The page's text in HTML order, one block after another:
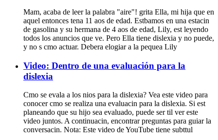
Mam, acaba de leer la palabra "aire"! grita Ella, mi hija que en
aquel entonces tena 11 aos de edad. Estbamos en una estacin
de gasolina y su hermana de 4 aos de edad, Lily, est leyendo
todos los anuncios que ve. Pero Ella tiene dislexia y no puede,
y no s cmo actuar. Debera elogiar a la pequea Lily
Video: Dentro de una evaluación para la
dislexia
Cmo se evala a los nios para la dislexia? Vea este video para
conocer cmo se realiza una evaluacin para la dislexia. Si est
planeando que su hijo sea evaluado, puede ser til ver este
video juntos. A continuacin, encontrar preguntas para guiar la
conversacin. Nota: Este video de YouTube tiene subttul